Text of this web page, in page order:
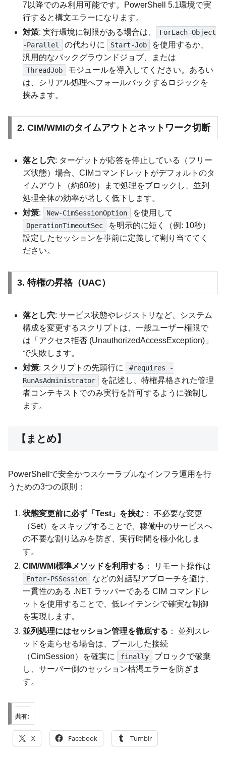
7以降でのみ利用可能です。PowerShell 5.1環境で実
行すると構文エラーになります。
対策: 実行環境に制限がある場合は、
ForEach-Object
-Parallel
の代わりに Start-Job
を使用するか、
汎用的なバックグラウンドジョブ、または
ThreadJob
モジュールを導入してください。あるい
は、シリアル処理へフォールバックするロジックを
挟みます。
2. CIM/WMIのタイムアウトとネットワーク切断
落とし穴: ターゲットが応答を停止している（フリー
ズ状態）場合、CIMコマンドレットがデフォルトのタ
イムアウト（約60秒）まで処理をブロックし、並列
処理全体の効率が著しく低下します。
対策: New-CimSessionOption を使用して
OperationTimeoutSec
を明示的に短く（例: 10秒）
設定したセッションを事前に定義して割り当ててく
ださい。
3. 特権の昇格（UAC）
落とし穴: サービス状態やレジストリなど、システム
構成を変更するスクリプトは、一般ユーザー権限で
は「アクセス拒否 (UnauthorizedAccessException)」
で失敗します。
対策: スクリプトの先頭行に
#requires -
RunAsAdministrator
を記述し、特権昇格された管理
者コンテキストでのみ実行を許可するように強制し
ます。
【まとめ】
PowerShellで安全かつスケーラブルなインフラ運用を行
うための3つの原則：
状態変更前に必ず「Test」を挟む ： 不必要な変更
（Set）をスキップすることで、稼働中のサービスへ
の不要な割り込みを防ぎ、実行時間を極小化しま
す。
CIM/WMI標準メソッドを利用する ： リモート操作は
Enter-PSSession
などの対話型アプローチを避け、
一貫性のある .NET ラッパーである CIM コマンドレ
ットを使用することで、低レイテンシで確実な制御
を実現します。
並列処理にはセッション管理を徹底する ： 並列スレ
ッドを走らせる場合は、プールした接続
（CimSession）を確実に
finally
ブロックで破棄
し、サーバー側のセッション枯渇エラーを防ぎま
す。
共有:
X Facebook Tumblr